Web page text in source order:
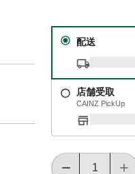
配送
店舗受取
CAINZ PickUp